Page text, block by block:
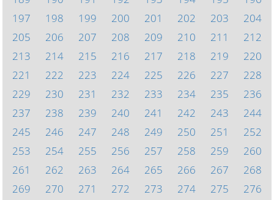
197
198 199 200 201 202 203
204
205
206 207 208 209 210 211
212
213
214 215 216 217 218 219
220
221
222 223 224 225 226 227
228
229
230 231 232 233 234 235
236
237
238 239 240 241 242 243
244
245
246 247 248 249 250 251
252
253
254 255 256 257 258 259
260
261
262 263 264 265 266 267
268
269
270 271 272 273 274 275
276